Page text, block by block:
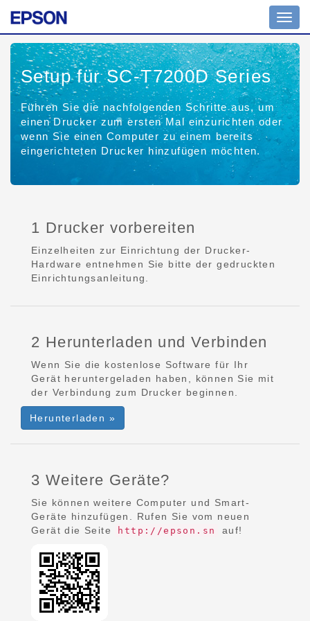
Setup für SC-T7200D Series
Führen Sie die nachfolgenden Schritte aus, um
einen Drucker zum ersten Mal einzurichten oder
wenn Sie einen Computer zu einem bereits
eingerichteten Drucker hinzufügen möchten.
1 Drucker vorbereiten
Einzelheiten zur Einrichtung der Drucker-
Hardware entnehmen Sie bitte der gedruckten
Einrichtungsanleitung.
2 Herunterladen und Verbinden
Wenn Sie die kostenlose Software für Ihr
Gerät heruntergeladen haben, können Sie mit
der Verbindung zum Drucker beginnen.
Herunterladen »
3 Weitere Geräte?
Sie können weitere Computer und Smart-
Geräte hinzufügen. Rufen Sie vom neuen
Gerät die Seite
http://epson.sn auf!